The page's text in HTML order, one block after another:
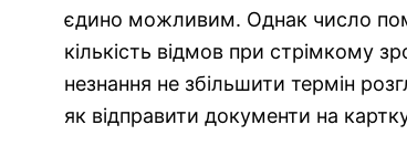
єдино можливим. Однак число
кількість відмов при стрімкому
незнання не збільшити термін
як відправити документи на